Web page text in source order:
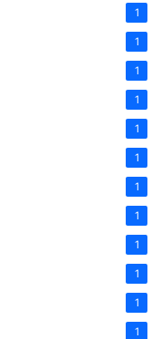
1
1
1
1
1
1
1
1
1
1
1
1